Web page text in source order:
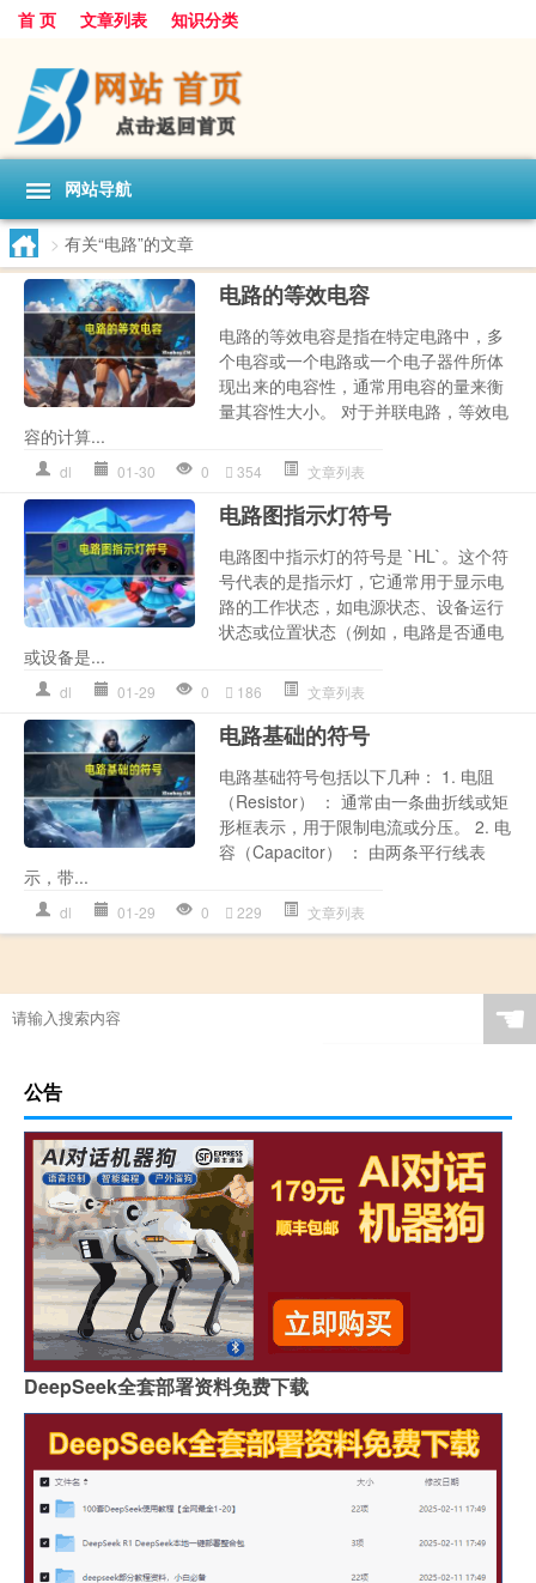
首 页 文章列表 知识分类
网站导航
> 有关“电路”的文章
电路的等效电容
电路的等效电容是指在特定电路中，多
个电容或一个电路或一个电子器件所体
现出来的电容性，通常用电容的量来衡
量其容性大小。 对于并联电路，等效电
容的计算...
dl 01-30 0 354 文章列表
电路图指示灯符号
电路图中指示灯的符号是 `HL`。这个符
号代表的是指示灯，它通常用于显示电
路的工作状态，如电源状态、设备运行
状态或位置状态（例如，电路是否通电
或设备是...
dl 01-29 0 186 文章列表
电路基础的符号
电路基础符号包括以下几种： 1. 电阻
（Resistor） ： 通常由一条曲折线或矩
形框表示，用于限制电流或分压。 2. 电
容（Capacitor） ： 由两条平行线表
示，带...
dl 01-29 0 229 文章列表
☚
公告
DeepSeek全套部署资料免费下载